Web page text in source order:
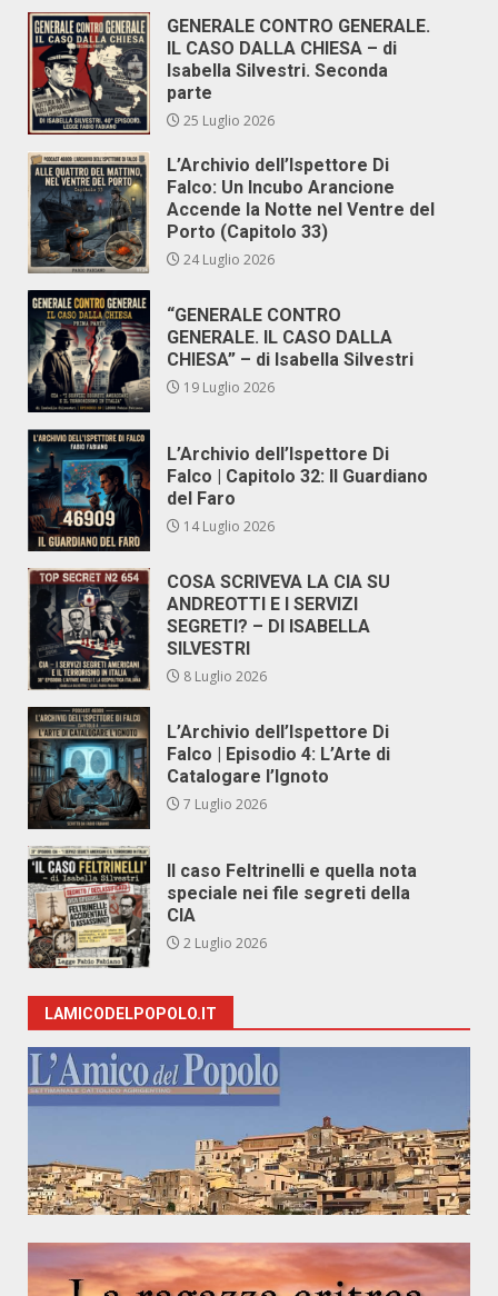
GENERALE CONTRO GENERALE.
IL CASO DALLA CHIESA – di
Isabella Silvestri. Seconda
parte
25 Luglio 2026
L’Archivio dell’Ispettore Di
Falco: Un Incubo Arancione
Accende la Notte nel Ventre del
Porto (Capitolo 33)
24 Luglio 2026
“GENERALE CONTRO
GENERALE. IL CASO DALLA
CHIESA” – di Isabella Silvestri
19 Luglio 2026
L’Archivio dell’Ispettore Di
Falco | Capitolo 32: Il Guardiano
del Faro
14 Luglio 2026
COSA SCRIVEVA LA CIA SU
ANDREOTTI E I SERVIZI
SEGRETI? – DI ISABELLA
SILVESTRI
8 Luglio 2026
L’Archivio dell’Ispettore Di
Falco | Episodio 4: L’Arte di
Catalogare l’Ignoto
7 Luglio 2026
Il caso Feltrinelli e quella nota
speciale nei file segreti della
CIA
2 Luglio 2026
LAMICODELPOPOLO.IT